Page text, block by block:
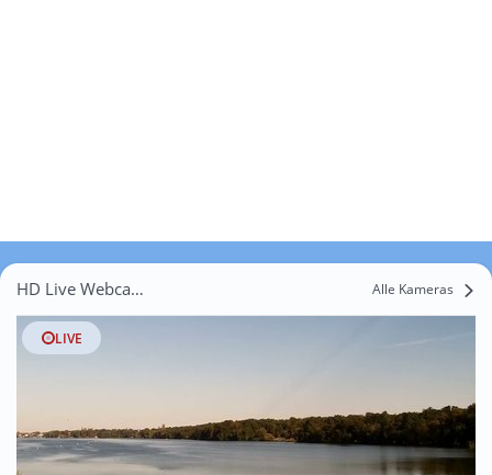
HD Live Webcams Strausberg-Vorstadt Alle Kameras
LIVE